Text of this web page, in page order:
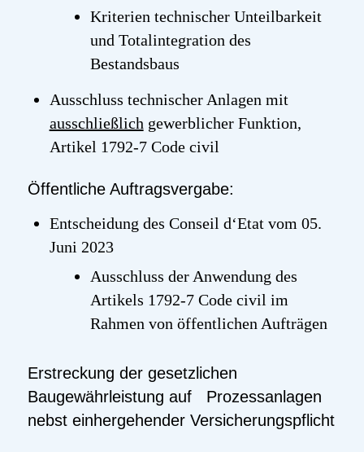
Kriterien technischer Unteilbarkeit
und Totalintegration des
Bestandsbaus
Ausschluss technischer Anlagen mit
ausschließlich gewerblicher Funktion,
Artikel 1792-7 Code civil
Öffentliche Auftragsvergabe:
Entscheidung des Conseil d‘Etatvom 05.
Juni 2023
Ausschluss der Anwendung des
Artikels 1792-7 Code civil im
Rahmen von öffentlichen Aufträgen
Erstreckung der gesetzlichen
Baugewährleistung auf Prozessanlagen
nebst einhergehender Versicherungspflicht